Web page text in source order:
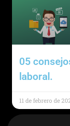
05
laboral.
11 de febrero de